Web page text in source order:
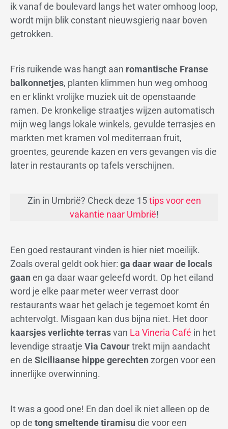
ik vanaf de boulevard langs het water omhoog loop,
wordt mijn blik constant nieuwsgierig naar boven
getrokken.
Fris ruikende was hangt aan romantische Franse
balkonnetjes, planten klimmen hun weg omhoog
en er klinkt vrolijke muziek uit de openstaande
ramen. De kronkelige straatjes wijzen automatisch
mijn weg langs lokale winkels, gevulde terrasjes en
markten met kramen vol mediterraan fruit,
groentes, geurende kazen en vers gevangen vis die
later in restaurants op tafels verschijnen.
Zin in Umbrië? Check deze 15tips voor een
vakantie naar Umbrië!
Een goed restaurant vinden is hier niet moeilijk.
Zoals overal geldt ook hier: ga daar waar de locals
gaan en ga daar waar geleefd wordt. Op het eiland
word je elke paar meter weer verrast door
restaurants waar het gelach je tegemoet komt én
achtervolgt. Misgaan kan dus bijna niet. Het door
kaarsjes verlichte terrasvan La Vineria Café in het
levendige straatje Via Cavourtrekt mijn aandacht
en de Siciliaanse hippe gerechten zorgen voor een
innerlijke overwinning.
It was a good one! En dan doel ik niet alleen op de
op de tong smeltende tiramisu die voor een